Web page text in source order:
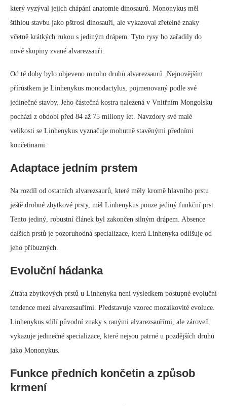
který vyzýval jejich chápání anatomie dinosaurů. Mononykus měl
štíhlou stavbu jako pštrosí dinosauři, ale vykazoval zřetelné znaky
včetně krátkých rukou s jediným drápem. Tyto rysy ho zařadily do
nové skupiny zvané alvarezsauři.
Od té doby bylo objeveno mnoho druhů alvarezsaurů. Nejnovějším
přírůstkem je Linhenykus monodactylus, pojmenovaný podle své
jedinečné stavby. Jeho částečná kostra nalezená v Vnitřním Mongolsku
pochází z období před 84 až 75 miliony let. Navzdory své malé
velikosti se Linhenykus vyznačuje mohutně stavěnými předními
končetinami.
Adaptace jedním prstem
Na rozdíl od ostatních alvarezsaurů, které měly kromě hlavního prstu
ještě drobné zbytkové prsty, měl Linhenykus pouze jediný funkční prst.
Tento jediný, robustní článek byl zakončen silným drápem. Absence
dalších prstů je pozoruhodná specializace, která Linhenyka odlišuje od
jeho příbuzných.
Evoluční hádanka
Ztráta zbytkových prstů u Linhenyka není výsledkem postupné evoluční
tendence mezi alvarezsauřími. Představuje vzorec mozaikovité evoluce.
Linhenykus sdílí původní znaky s ranými alvarezsauřími, ale zároveň
vykazuje jedinečné specializace, které nejsou patrné u pozdějších druhů
jako Mononykus.
Funkce předních končetin a způsob
krmení